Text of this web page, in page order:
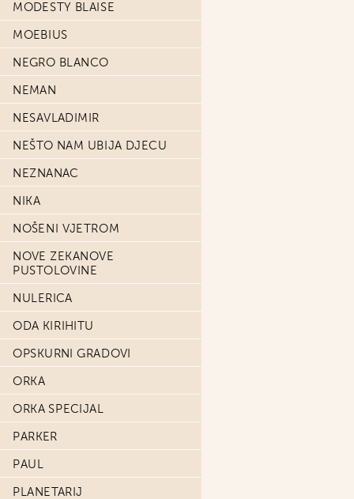
MODESTY BLAISE
MOEBIUS
NEGRO BLANCO
NEMAN
NESAVLADIMIR
NEŠTO NAM UBIJA DJECU
NEZNANAC
NIKA
NOŠENI VJETROM
NOVE ZEKANOVE
PUSTOLOVINE
NULERICA
ODA KIRIHITU
OPSKURNI GRADOVI
ORKA
ORKA SPECIJAL
PARKER
PAUL
PLANETARIJ